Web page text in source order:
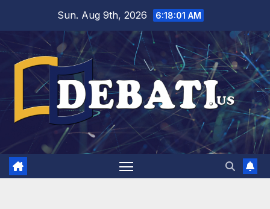
content
Sun. Aug 9th, 2026 6:18:02 AM